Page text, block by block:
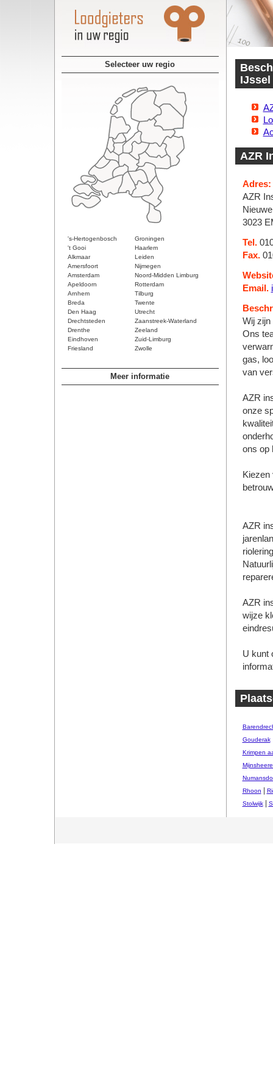
Selecteer uw regio
's-Hertogenbosch
Groningen
't Gooi
Haarlem
Alkmaar
Leiden
Amersfoort
Nijmegen
Amsterdam
Noord-Midden Limburg
Apeldoorn
Rotterdam
Arnhem
Tilburg
Breda
Twente
Den Haag
Utrecht
Drechtsteden
Zaanstreek-Waterland
Drenthe
Zeeland
Eindhoven
Zuid-Limburg
Friesland
Zwolle
Meer informatie
IJssel
AZR
Adres:
AZR
3023
Tel.
Fax.
Email.
Wij zijn
Ons
gas,
van
AZR
onze
ons op
Kiezen
AZR
AZR
wijze
U kunt
Gouderak
Krimpen
Rhoon
Stolwijk|